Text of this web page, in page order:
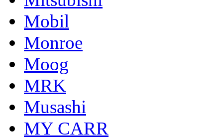
Mobil
Monroe
Moog
MRK
Musashi
MY CARR